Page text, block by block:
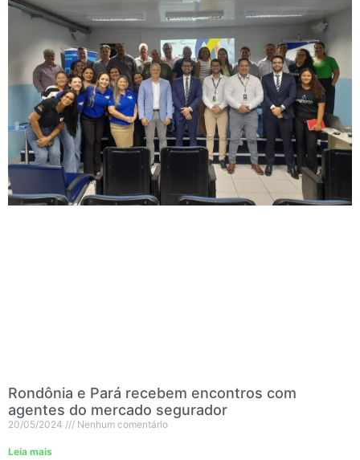
Rondônia e Pará recebem encontros com
agentes do mercado segurador
20/05/2024 Nenhum comentário
Leia mais